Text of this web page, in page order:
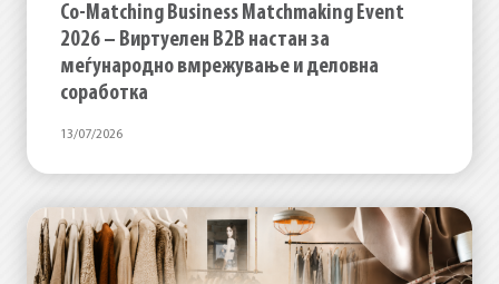
Co-Matching Business Matchmaking Event
2026 – Виртуелен B2B настан за
меѓународно вмрежување и деловна
соработка
13/07/2026